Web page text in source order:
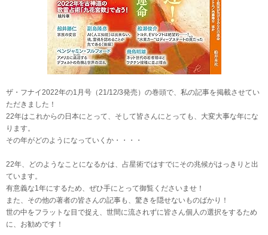
ザ・フナイ2022年の1月号（21/12/3発売）の巻頭で、私の記事を掲載させてい
ただきました！
22年はこれからの日本にとって、そして皆さんにとっても、大変大事な年にな
ります。
その年がどのようになっていくか・・・・
22年、どのようなことになるかは、占星術ではすでにその兆候がはっきりと出
ています。
有意義な1年にするため、ぜひ手にとって御覧くださいませ！
また、その他の著者の皆さんの記事も、驚きを隠せないものばかり！
世の中をフラットな目で捉え、世間に流されずに皆さん個人の選択をするため
に、お勧めです！